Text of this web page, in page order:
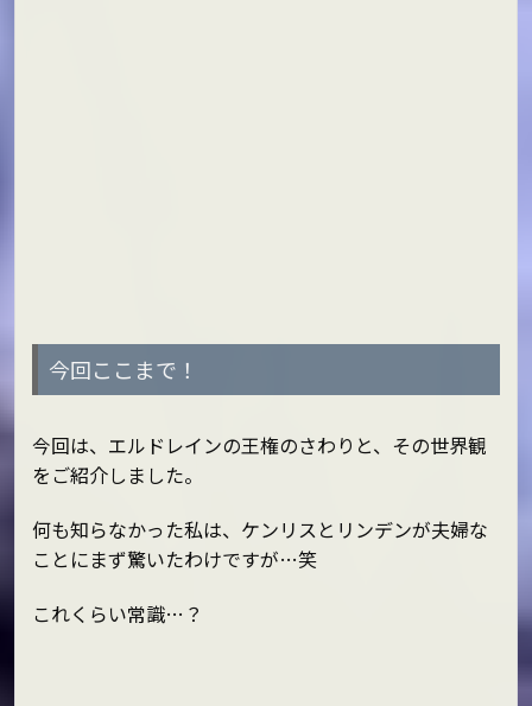
今回ここまで！
今回は、エルドレインの王権のさわりと、その世界観
をご紹介しました。
何も知らなかった私は、ケンリスとリンデンが夫婦な
ことにまず驚いたわけですが…笑
これくらい常識…？